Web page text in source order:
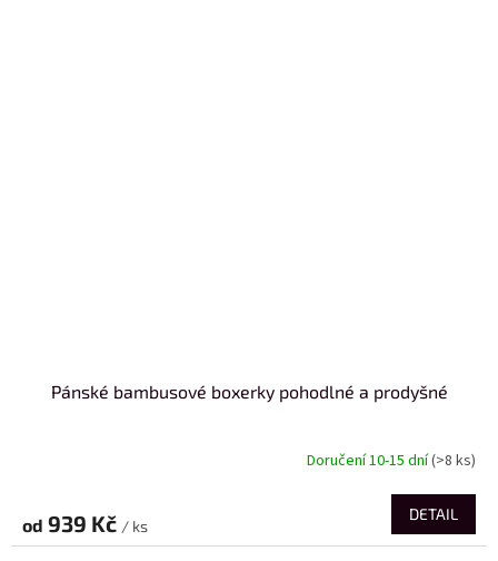
Pánské bambusové boxerky pohodlné a prodyšné
Doručení 10-15 dní(>8 ks)
od 939 Kč / ks
DETAIL